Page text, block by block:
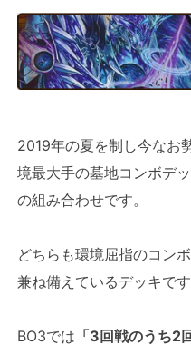
2019年の夏を制し今なお
境最大手の墓地コンボデ
の組み合わせです。
どちらも環境屈指のコン
兼ね備えているデッキです
BO3では 「3回戦のうち2